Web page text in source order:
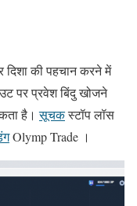
की पहचान करने में
पर प्रवेश बिंदु खोजने
है।सूचकस्टॉप लॉस
Olymp Trade ।